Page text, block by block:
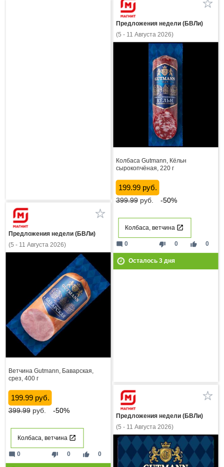
Предложения недели (БВЛи)
(5 - 11 Августа 2026)
Колбаса Gutmann, Кёльн
сырокопчёная, 220 г
199.99 руб.
399.99руб. -50%
Колбаса, ветчина
thumb_down 0 thumb_up 0
mode_comment 0
Осталось 3дня
Предложения недели (БВЛи)
(5 - 11 Августа 2026)
Ветчина Gutmann, Баварская,
срез, 400 г
199.99 руб.
399.99руб. -50%
Колбаса, ветчина
thumb_down 0 thumb_up 0
mode_comment 0
Предложения недели (БВЛи)
(5 - 11 Августа 2026)